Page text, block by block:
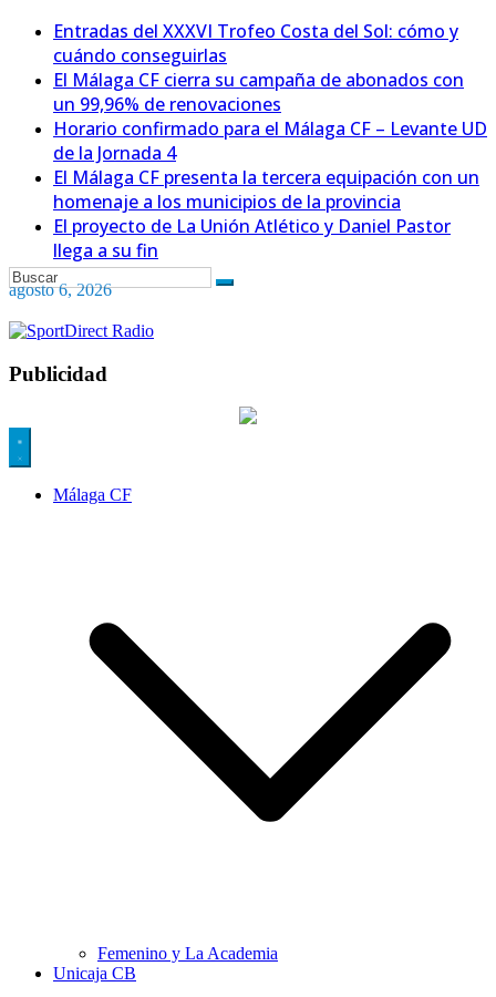
Entradas del XXXVI Trofeo Costa del Sol: cómo y
cuándo conseguirlas
El Málaga CF cierra su campaña de abonados con
un 99,96% de renovaciones
Horario confirmado para el Málaga CF – Levante UD
de la Jornada 4
El Málaga CF presenta la tercera equipación con un
homenaje a los municipios de la provincia
El proyecto de La Unión Atlético y Daniel Pastor
llega a su fin
agosto 6, 2026
Publicidad
Málaga CF
Femenino y La Academia
Unicaja CB